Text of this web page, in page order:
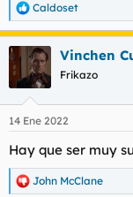
R
e
a
c
c
i
e
:
Caldoset
Vinchen
Frikazo
14 Ene 2022
Hay que ser muy
R
John McClane